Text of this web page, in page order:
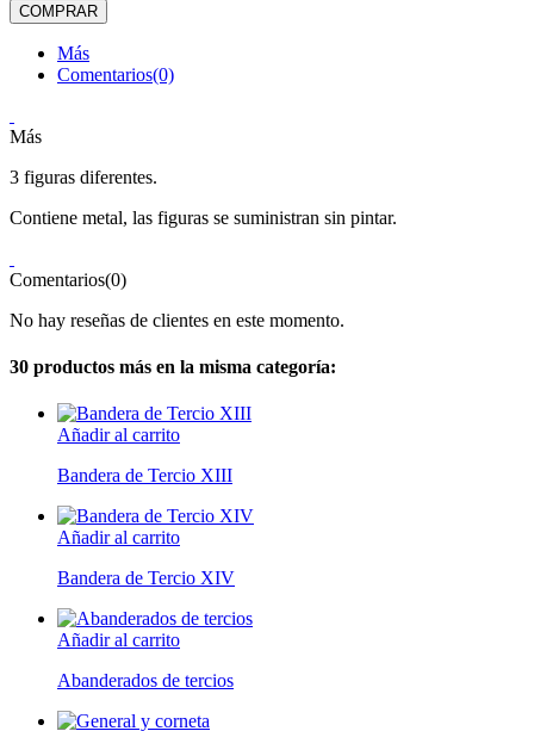
COMPRAR
Más
Comentarios(0)
Más
3 figuras diferentes.
Contiene metal, las figuras se suministran sin pintar.
Comentarios(0)
No hay reseñas de clientes en este momento.
30 productos más en la misma categoría:
Añadir al carrito
Bandera de Tercio XIII
Añadir al carrito
Bandera de Tercio XIV
Añadir al carrito
Abanderados de tercios